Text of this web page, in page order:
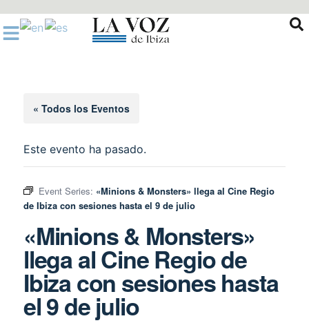
al
contenido
« Todos los Eventos
Este evento ha pasado.
Event Series: «Minions & Monsters» llega al Cine Regio
de Ibiza con sesiones hasta el 9 de julio
«Minions & Monsters»
llega al Cine Regio de
Ibiza con sesiones hasta
el 9 de julio